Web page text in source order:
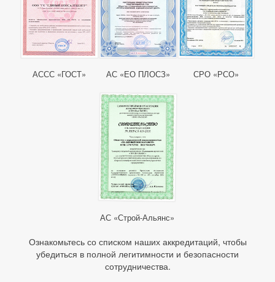
АССС «ГОСТ» АС «ЕО ПЛОСЗ» СРО «РСО»
АС «Строй-Альянс»
Ознакомьтесь со списком наших аккредитаций, чтобы
убедиться в полной легитимности и безопасности
сотрудничества.